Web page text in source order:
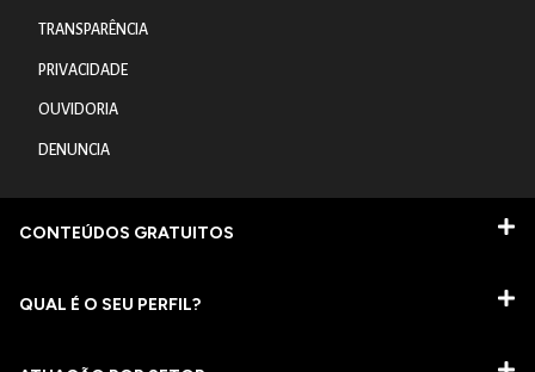
TRANSPARÊNCIA
PRIVACIDADE
OUVIDORIA
DENUNCIA
CONTEÚDOS GRATUITOS
QUAL É O SEU PERFIL?